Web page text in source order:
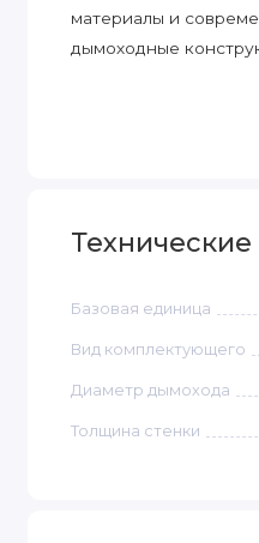
материалы и
дымоходные
Базовая единица
Вид комплектующего
Диаметр дымохода
Толщина стенки